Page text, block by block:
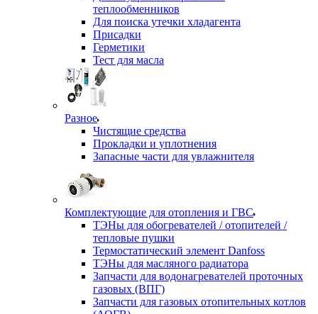
теплообменников
Для поиска утечки хладагента
Присадки
Герметики
Тест для масла
Разное
Чистящие средства
Прокладки и уплотнения
Запасные части для увлажнителя
Комплектующие для отопления и ГВС
ТЭНы для обогревателей / отопителей /
тепловые пушки
Термостатический элемент Danfoss
ТЭНы для масляного радиатора
Запчасти для водонагревателей проточных
газовых (ВПГ)
Запчасти для газовых отопительных котлов